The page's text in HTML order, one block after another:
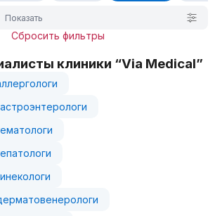
Показать
Сбросить фильтры
клиники “Via Medical”